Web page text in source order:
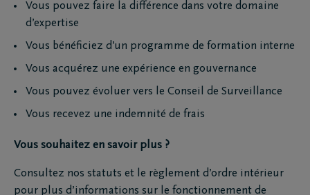
Vous pouvez faire la différence dans votre domaine
d’expertise
Vous bénéficiez d’un programme de formation interne
Vous acquérez une expérience en gouvernance
Vous pouvez évoluer vers le Conseil de Surveillance
Vous recevez une indemnité de frais
Vous souhaitez en savoir plus ?
Consultez nos statuts et le règlement d’ordre intérieur
pour plus d’informations sur le fonctionnement de